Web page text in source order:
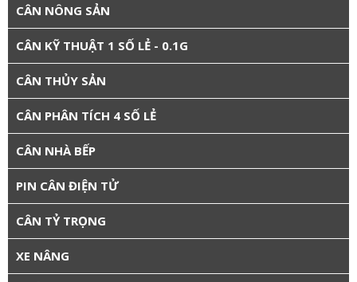
CÂN NÔNG SẢN
CÂN KỸ THUẬT 1 SỐ LẺ - 0.1G
CÂN THỦY SẢN
CÂN PHÂN TÍCH 4 SỐ LẺ
CÂN NHÀ BẾP
PIN CÂN ĐIỆN TỬ
CÂN TỶ TRỌNG
XE NÂNG